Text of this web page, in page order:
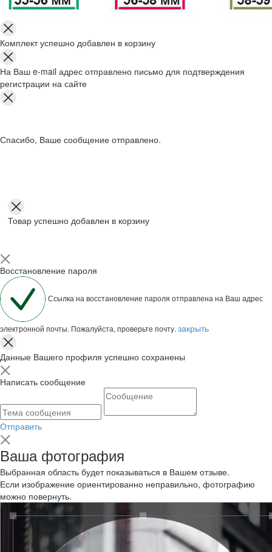
Комплект успешно добавлен в корзину
На Ваш e-mail адрес отправлено письмо для подтверждения
регистрации на сайте
Спасибо, Ваше сообщение отправлено.
Товар успешно добавлен в корзину
Восстановление пароля
Ссылка на восстановление пароля отправлена на Ваш адрес
электронной почты. Пожалуйста, проверьте почту. закрыть
Данные Вашего профиля успешно сохранены
Написать сообщение
Отправить
Ваша фотография
Выбранная область будет показываться в Вашем отзыве.
Если изображение ориентированно неправильно, фотографию
можно повернуть.